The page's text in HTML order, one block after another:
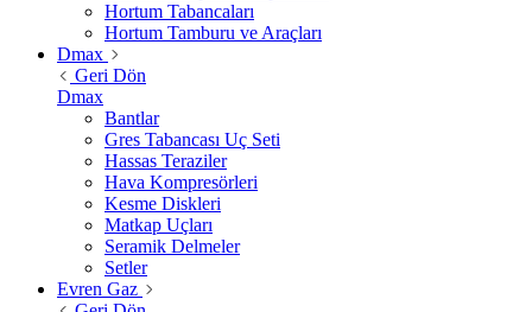
Hortum Tabancaları
Hortum Tamburu ve Araçları
Dmax
Geri Dön
Dmax
Bantlar
Gres Tabancası Uç Seti
Hassas Teraziler
Hava Kompresörleri
Kesme Diskleri
Matkap Uçları
Seramik Delmeler
Setler
Evren Gaz